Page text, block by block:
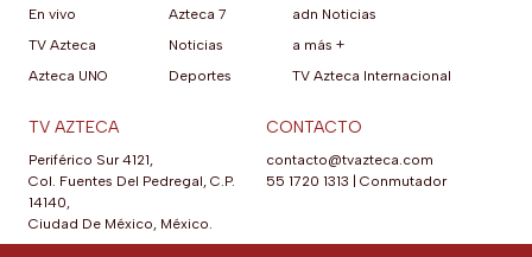
En vivo
TV Azteca
Azteca UNO
Azteca 7
Noticias
Deportes
adn Noticias
a más +
TV Azteca Internacional
TV AZTECA
Periférico Sur 4121,
Col. Fuentes Del Pedregal, C.P.
14140,
Ciudad De México, México.
CONTACTO
contacto@tvazteca.com
55 1720 1313
Conmutador